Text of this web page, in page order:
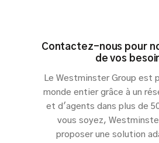
Contactez-nous pour
de vos
Le Westminster Group est
monde entier grâce à un
et d'agents dans plus de
vous soyez,
proposer une solution